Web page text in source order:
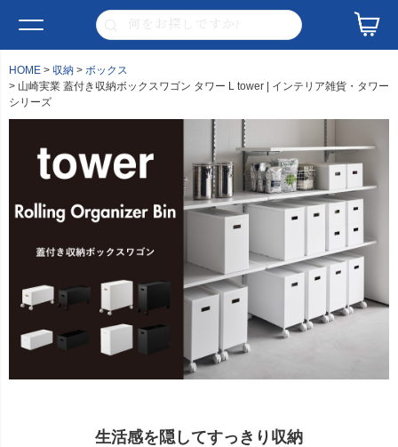
HOME 収納
ボックス
山崎実業 蓋付き収納ボックスワゴン タワー L tower | インテリア雑貨・タワー
シリーズ
生活感を隠してすっきり収納